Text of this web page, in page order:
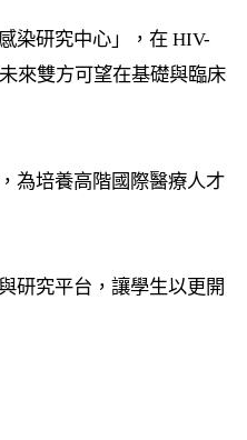
染研究中心」，在 HIV-
來雙方可望在基礎與臨床
為培養高階國際醫療人才
研究平台，讓學生以更開